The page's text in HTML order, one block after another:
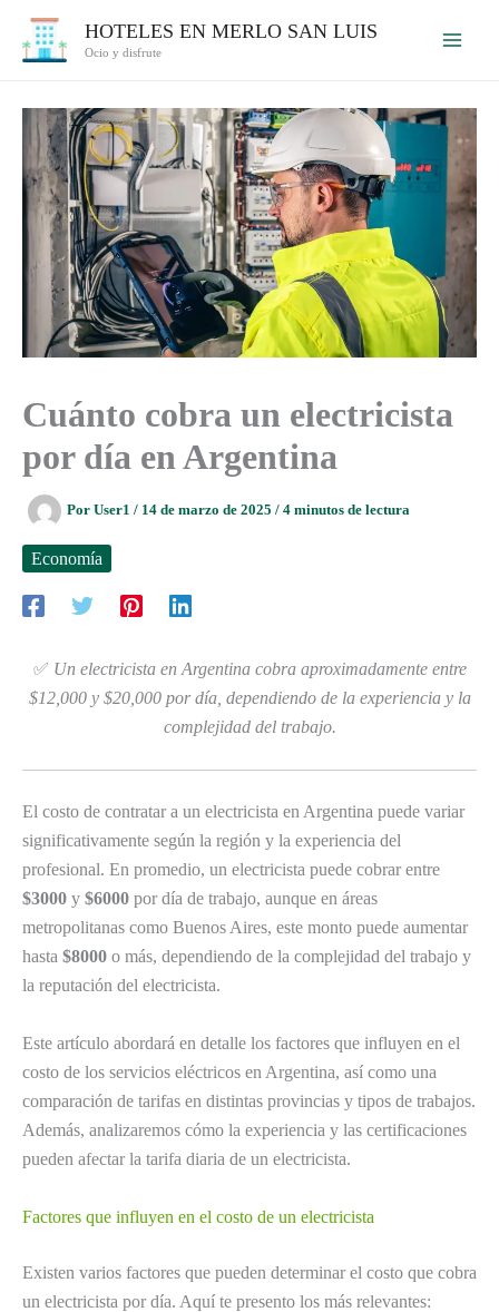
HOTELES EN MERLO SAN LUIS
Ocio y disfrute
Cuánto cobra un electricista
por día en Argentina
Por User1 / 14 de marzo de 2025 / 4 minutos de lectura
Economía
✅ Un electricista en Argentina cobra aproximadamente entre
$12,000 y $20,000 por día, dependiendo de la experiencia y la
complejidad del trabajo.
El costo de contratar a un electricista en Argentina puede variar
significativamente según la región y la experiencia del
profesional. En promedio, un electricista puede cobrar entre
$3000 y $6000 por día de trabajo, aunque en áreas
metropolitanas como Buenos Aires, este monto puede aumentar
hasta $8000 o más, dependiendo de la complejidad del trabajo y
la reputación del electricista.
Este artículo abordará en detalle los factores que influyen en el
costo de los servicios eléctricos en Argentina, así como una
comparación de tarifas en distintas provincias y tipos de trabajos.
Además, analizaremos cómo la experiencia y las certificaciones
pueden afectar la tarifa diaria de un electricista.
Factores que influyen en el costo de un electricista
Existen varios factores que pueden determinar el costo que cobra
un electricista por día. Aquí te presento los más relevantes: